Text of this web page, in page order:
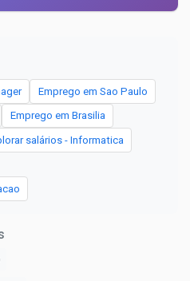
Emprego em Sao Paulo
Emprego em Brasilia
salários - Informatica